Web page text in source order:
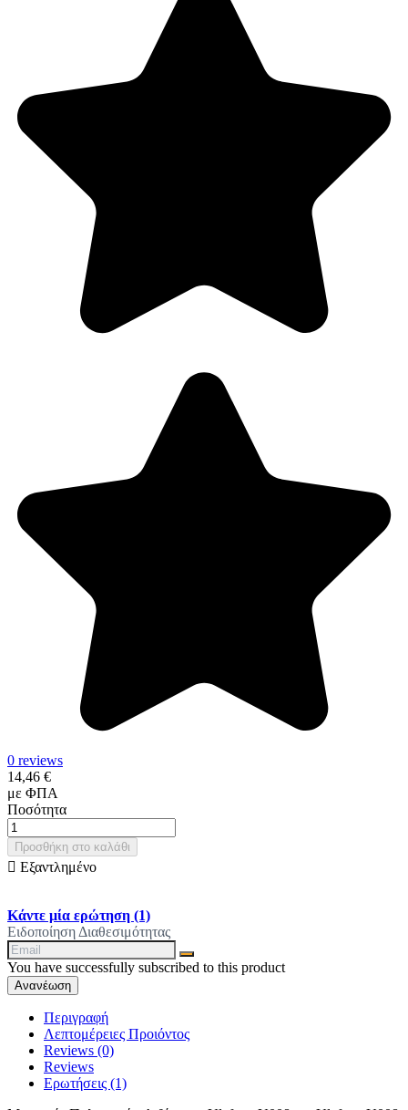
0 reviews
14,46 €
με ΦΠΑ
Ποσότητα
Προσθήκη στο καλάθι
 Εξαντλημένο
Κάντε μία ερώτηση (1)
Ειδοποίηση Διαθεσιμότητας
You have successfully subscribed to this product
Περιγραφή
Λεπτομέρειες Προιόντος
Reviews (0)
Reviews
Ερωτήσεις (1)